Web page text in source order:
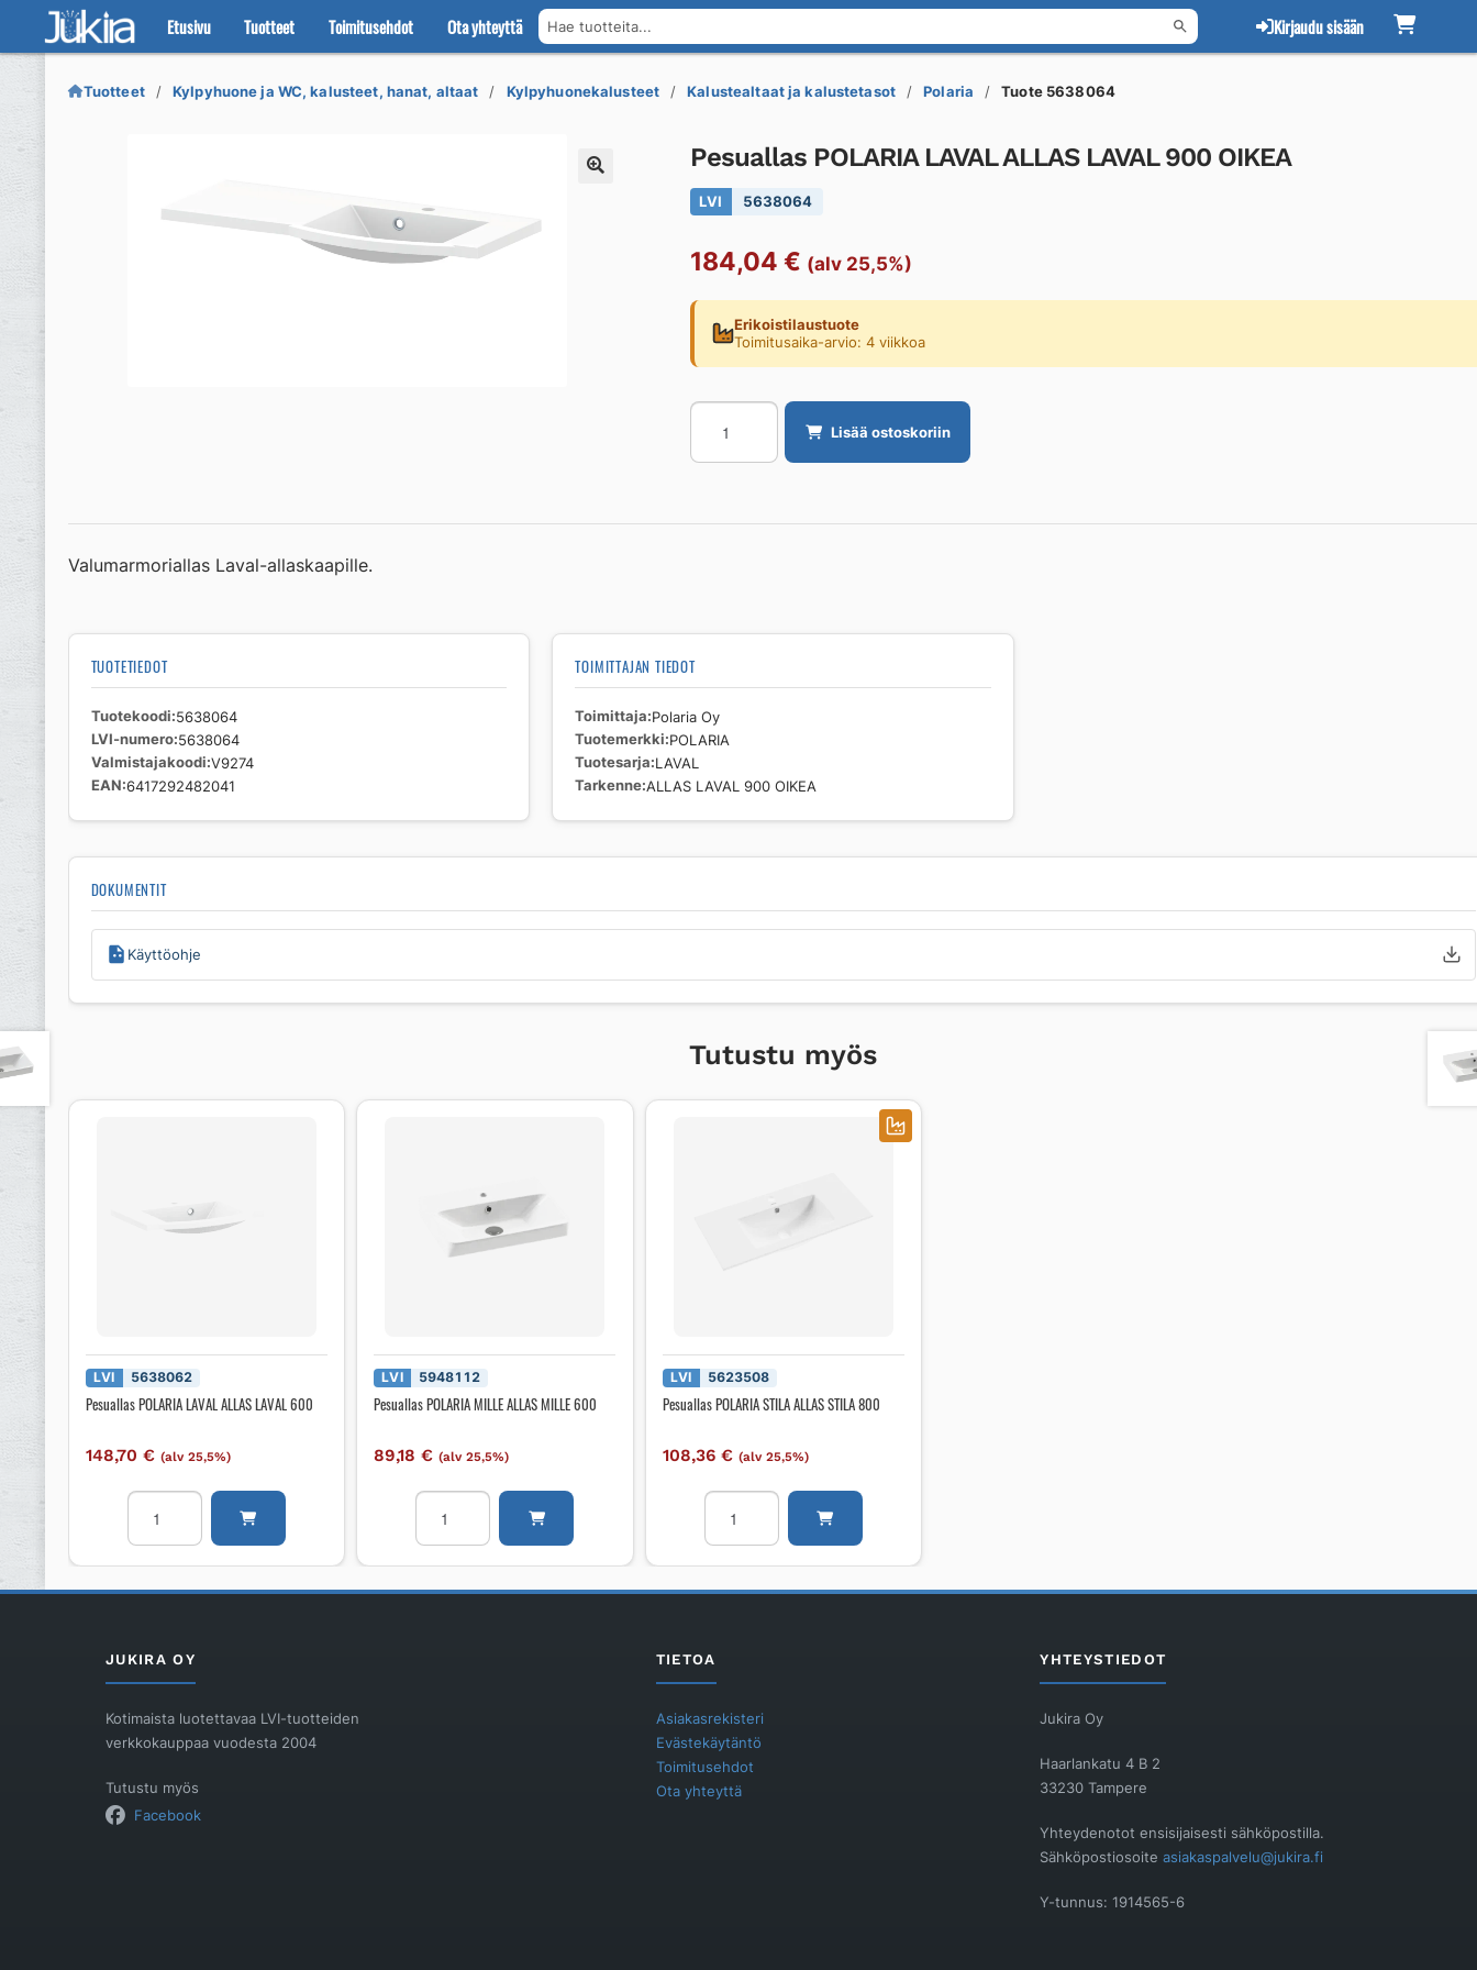
Etusivu Tuotteet Toimitusehdot Ota yhteyttä Hae tuotteita... Kirjaudu sisään
Siirry
navigointiin
Siirry
sisältöön
Tuotteet Kylpyhuone ja WC, kalusteet, hanat, altaat Kylpyhuonekalusteet Kalustealtaat ja kalustetasot Polaria Tuote 5638064
Pesuallas POLARIA LAVAL ALLAS LAVAL 900 OIKEA
LVI 5638064
184,04 € (alv 25,5%)
Erikoistilaustuote
Toimitusaika-arvio: 4 viikkoa
Pesuallas
POLARIA
LAVAL
LAVAL
Lisää ostoskoriin
Valumarmoriallas Laval-allaskaapille.
TUOTETIEDOT
Tuotekoodi 5638064
LVI-numero 5638064
Valmistajakoodi V9274
EAN 6417292482041
TOIMITTAJAN TIEDOT
Toimittaja Polaria Oy
Tuotemerkki POLARIA
Tuotesarja LAVAL
Tarkenne ALLAS LAVAL 900 OIKEA
DOKUMENTIT
Käyttöohje
Tutustu myös
LVI 5638062
Pesuallas POLARIA LAVAL ALLAS LAVAL 600
148,70€ (alv 25,5%)
Pesuallas
POLARIA
LAVAL
LAVAL
LVI 5948112
Pesuallas POLARIA MILLE ALLAS MILLE 600
89,18€ (alv 25,5%)
Pesuallas
POLARIA
MILLE
MILLE
LVI 5623508
Pesuallas POLARIA STILA ALLAS STILA 800
108,36 € (alv 25,5%)
Pesuallas
POLARIA
STILA
STILA
JUKIRA OY
Kotimaista luotettavaa LVI-tuotteiden
verkkokauppaa vuodesta 2004
Tutustu myös
Facebook
TIETOA
Asiakasrekisteri
Evästekäytäntö
Toimitusehdot
Ota yhteyttä
YHTEYSTIEDOT
Jukira Oy
Haarlankatu 4 B 2
33230 Tampere
Yhteydenotot ensisijaisesti sähköpostilla.
Sähköpostiosoiteasiakaspalvelu@jukira.fi
Y-tunnus: 1914565-6